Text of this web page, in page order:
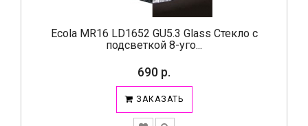
Ecola MR16 LD1652 GU5.3 Glass Стекло с
подсветкой 8-уго...
690 р.
ЗАКАЗАТЬ